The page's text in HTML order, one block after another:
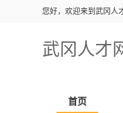
您好，欢迎来到武冈人
武冈人才
首页